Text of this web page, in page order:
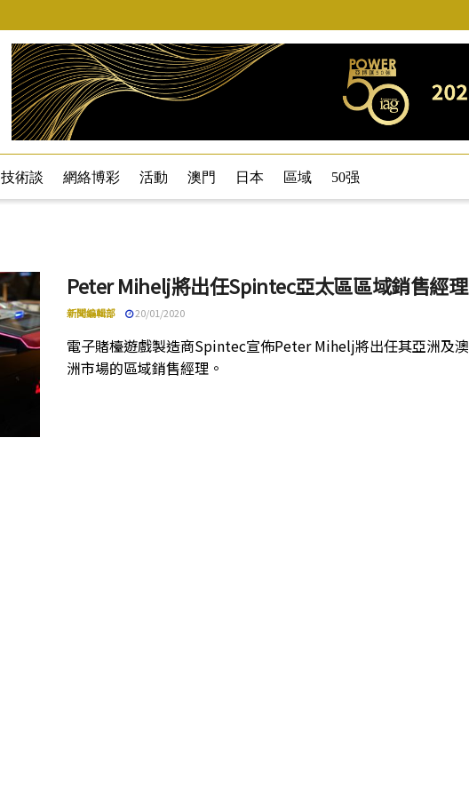
技術談 網絡博彩 活動 澳門 日本 區域 50强
Peter Mihelj將出任Spintec亞太區區域銷售經理
新聞編輯部 20/01/2020
電子賭檯遊戲製造商Spintec宣佈Peter Mihelj將出任其亞洲及澳
洲市場的區域銷售經理。